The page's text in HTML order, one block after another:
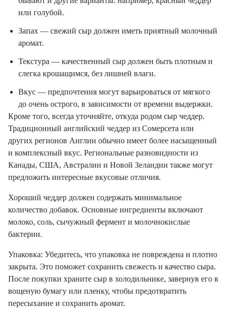
или голубой.
Запах — свежий сыр должен иметь приятный молочный
аромат.
Текстура — качественный сыр должен быть плотным и
слегка крошащимся, без лишней влаги.
Вкус — предпочтения могут варьироваться от мягкого
до очень острого, в зависимости от времени выдержки.
Кроме того, всегда уточняйте, откуда родом сыр чеддер.
Традиционный английский чеддер из Сомерсета или
других регионов Англии обычно имеет более насыщенный
и комплексный вкус. Региональные разновидности из
Канады, США, Австралии и Новой Зеландии также могут
предложить интересные вкусовые отличия.
Хороший чеддер должен содержать минимальное
количество добавок. Основные ингредиенты включают
молоко, соль, сычужный фермент и молочнокислые
бактерии.
Упаковка: Убедитесь, что упаковка не повреждена и плотно
закрыта. Это поможет сохранить свежесть и качество сыра.
После покупки храните сыр в холодильнике, завернув его в
вощеную бумагу или пленку, чтобы предотвратить
пересыхание и сохранить аромат.